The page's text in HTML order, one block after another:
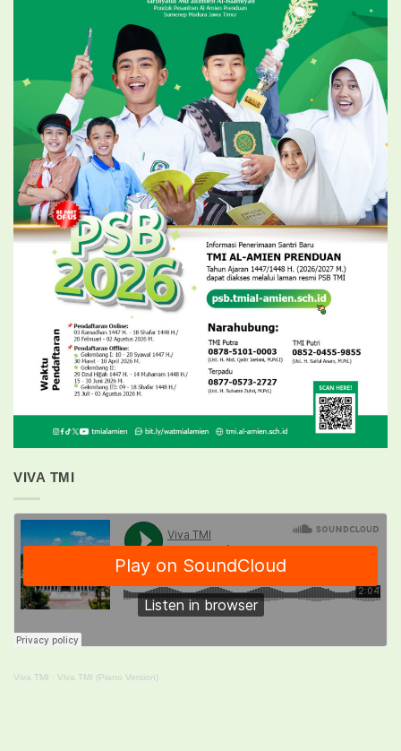
VIVA TMI
Viva TMI · Viva TMI (Piano Version)